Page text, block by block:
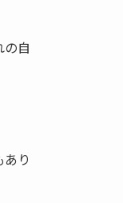
の自
り